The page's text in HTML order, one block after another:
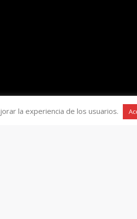
la experiencia de los usuarios.